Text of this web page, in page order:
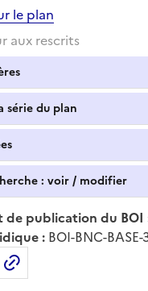
le plan
aux rescrits
série du plan
: voir / modifier
de publication du BOI
: BOI-BNC-
document au format